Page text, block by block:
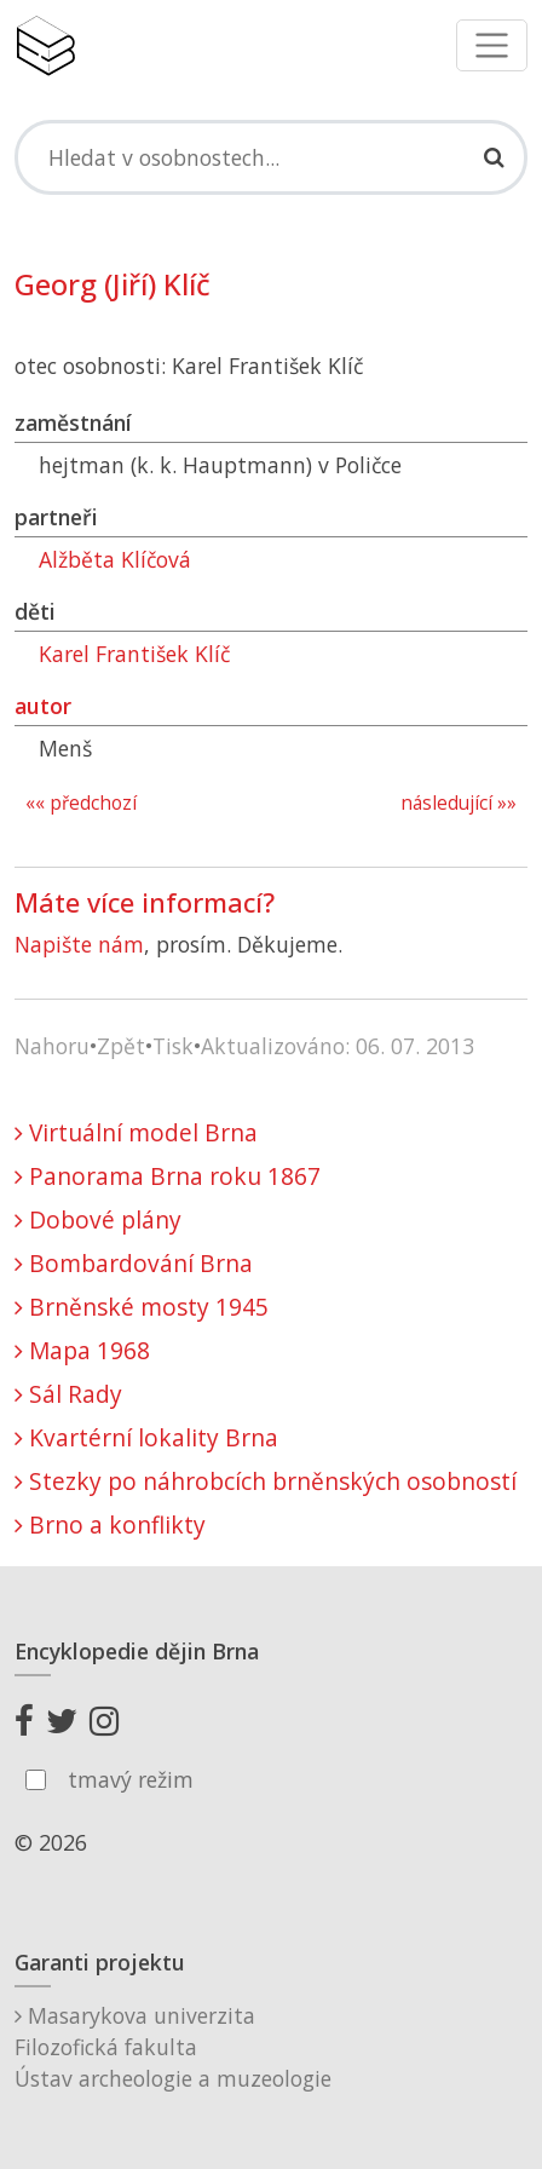
Georg (Jiří) Klíč
otec osobnosti: Karel František Klíč
zaměstnání
hejtman (k. k. Hauptmann) v Poličce
partneři
Alžběta Klíčová
děti
Karel František Klíč
autor
Menš
následující »»
«« předchozí
Máte více informací?
Napište nám, prosím. Děkujeme.
Nahoru•Zpět•Tisk•Aktualizováno: 06. 07. 2013
Virtuální model Brna
Panorama Brna roku 1867
Dobové plány
Bombardování Brna
Brněnské mosty 1945
Mapa 1968
Sál Rady
Kvartérní lokality Brna
Stezky po náhrobcích brněnských osobností
Brno a konflikty
Encyklopedie dějin Brna
tmavý režim
© 2026
Garanti projektu
Masarykova univerzita
Filozofická fakulta
Ústav archeologie a muzeologie